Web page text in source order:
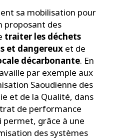
sa mobilisation pour
proposant des
traiter les déchets
et dangereux et de
décarbonante. En
par exemple aux
Saoudienne des
et de la Qualité, dans
de performance
permet, grâce à une
des systèmes